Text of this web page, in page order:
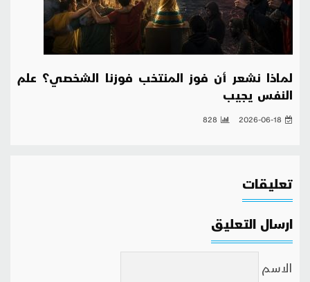
لماذا نشعر أن فوز المنتخب فوزنا الشخصي؟ علم
النفس يجيب
2026-06-18
828
تعليقات
ارسال التعليق
الاسم